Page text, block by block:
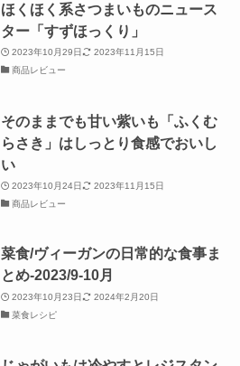
ほくほく系さつまいものニュース
ター「すずほっくり」
2023年10月29日
2023年11月15日
商品レビュー
そのままでも甘い紫いも「ふくむ
らさき」はしっとり食感でおいし
い
2023年10月24日
2023年11月15日
商品レビュー
菜食/ヴィーガンの日常的な食事ま
とめ-2023/9-10月
2023年10月23日
2024年2月20日
菜食レシピ